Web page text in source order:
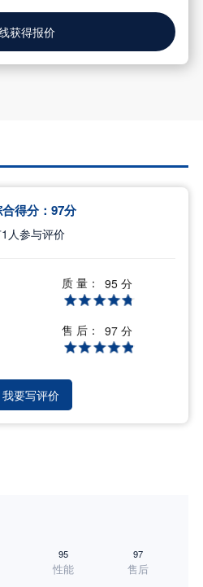
获得报价
得分： 97分
1 人参与评价
质 量： 95 分
售 后： 97 分
我要写评价
95
性能
97
售后